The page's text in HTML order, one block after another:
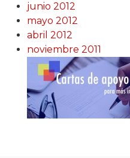
junio 2012
mayo 2012
abril 2012
noviembre 2011